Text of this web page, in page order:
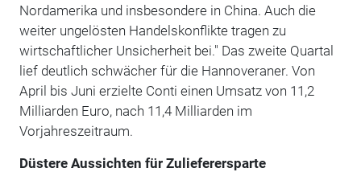
Nordamerika und insbesondere in China. Auch die
weiter ungelösten Handelskonflikte tragen zu
wirtschaftlicher Unsicherheit bei." Das zweite Quartal
lief deutlich schwächer für die Hannoveraner. Von
April bis Juni erzielte Conti einen Umsatz von 11,2
Milliarden Euro, nach 11,4 Milliarden im
Vorjahreszeitraum.
Düstere Aussichten für Zulieferersparte